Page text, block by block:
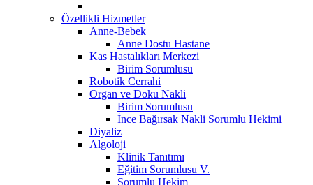
Özellikli Hizmetler
Anne-Bebek
Anne Dostu Hastane
Kas Hastalıkları Merkezi
Birim Sorumlusu
Robotik Cerrahi
Organ ve Doku Nakli
Birim Sorumlusu
İnce Bağırsak Nakli Sorumlu Hekimi
Diyaliz
Algoloji
Klinik Tanıtımı
Eğitim Sorumlusu V.
Sorumlu Hekim